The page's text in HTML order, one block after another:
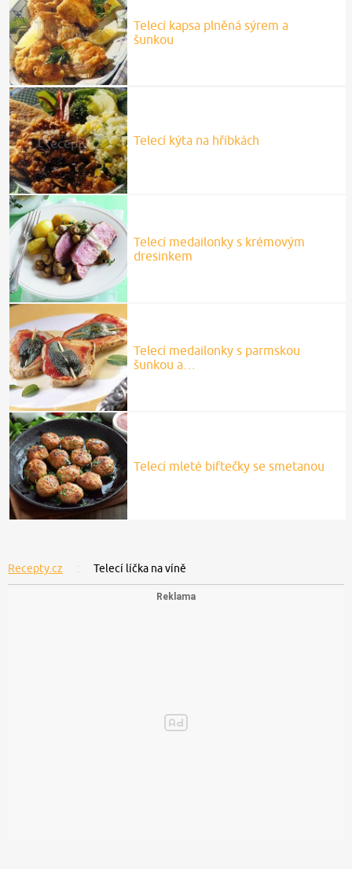
Telecí kapsa plněná sýrem a
šunkou
Telecí kýta na hříbkách
Telecí medailonky s krémovým
dresinkem
Telecí medailonky s parmskou
šunkou a…
Telecí mleté biftečky se smetanou
Recepty.cz Telecí líčka na víně